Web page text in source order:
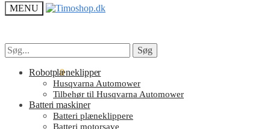
MENU
Søg
efter:
Søg
kr.0.00 0
Søg
efter:
Søg
Robotplæneklipper
Husqvarna Automower
Tilbehør til Husqvarna Automower
Batteri maskiner
Batteri plæneklippere
Batteri motorsave